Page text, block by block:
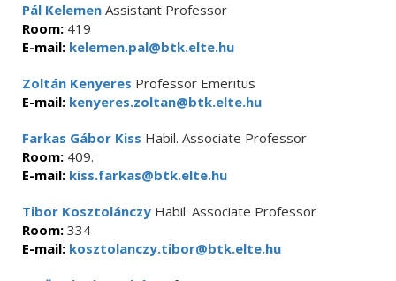
Pál Kelemen Assistant Professor
Room: 419
E-mail: kelemen.pal@btk.elte.hu
Zoltán Kenyeres Professor Emeritus
E-mail: kenyeres.zoltan@btk.elte.hu
Farkas Gábor Kiss Habil. Associate Professor
Room: 409.
E-mail: kiss.farkas@btk.elte.hu
Tibor Kosztolánczy Habil. Associate Professor
Room: 334
E-mail: kosztolanczy.tibor@btk.elte.hu